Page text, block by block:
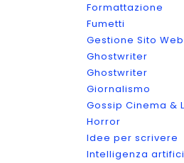
Formattazione
Fumetti
Gestione Sito Web
Ghostwriter
Ghostwriter
Giornalismo
Gossip Cinema &
Horror
Idee per scrivere
Intelligenza